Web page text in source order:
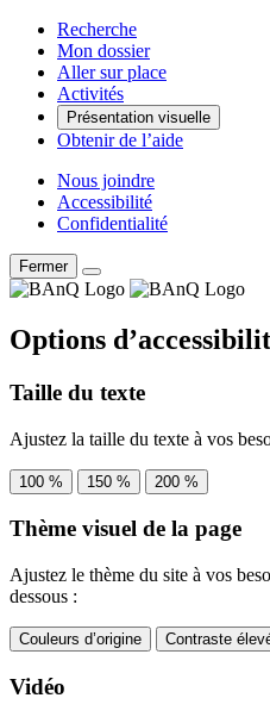
Recherche
Mon dossier
Aller sur place
Activités
Présentation visuelle
Obtenir de l’aide
Nous joindre
Accessibilité
Confidentialité
Fermer
Options
Taille du texte
Ajustez la taille du texte à vos
100 % 150 % 200 %
Thème visuel de la page
Ajustez le thème du site à vos
dessous :
Couleurs d’origine Contraste
Vidéo